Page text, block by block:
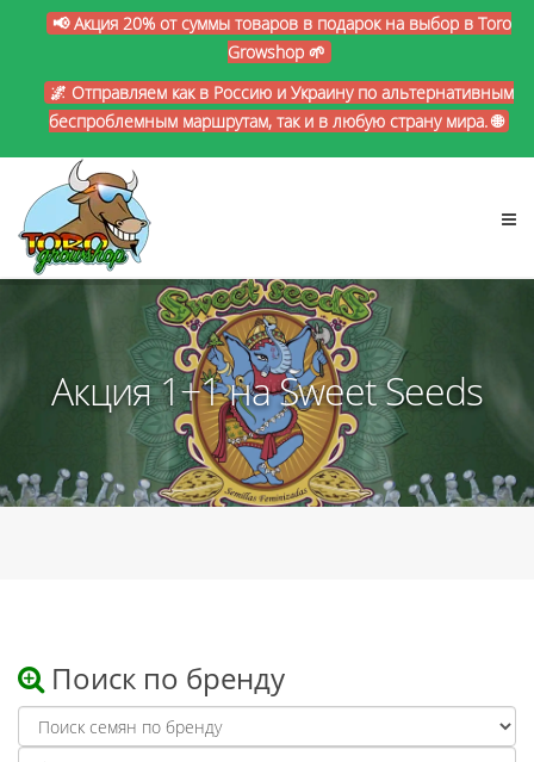
📢 Акция 20% от суммы товаров в подарок на выбор в Toro
Growshop 🌱
🌌 Отправляем как в Россию и Украину по альтернативным
беспроблемным маршрутам, так и в любую страну мира. 🌐
Акция 1+1 на Sweet Seeds
Поиск по бренду